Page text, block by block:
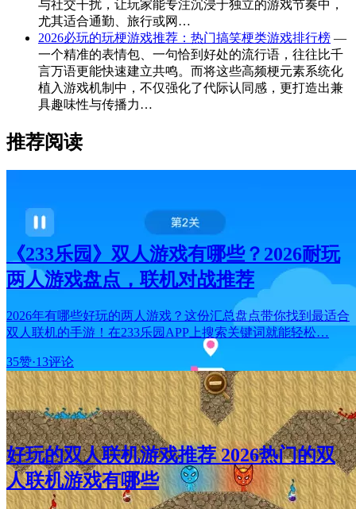
与社交干扰，让玩家能专注沉浸于独立的游戏节奏中，
尤其适合通勤、旅行或网…
2026必玩的玩梗游戏推荐：热门搞笑梗类游戏排行榜 —
一个精准的表情包、一句恰到好处的流行语，往往比千
言万语更能快速建立共鸣。而将这些高频梗元素系统化
植入游戏机制中，不仅强化了代际认同感，更打造出兼
具趣味性与传播力…
推荐阅读
《233乐园》双人游戏有哪些？2026耐玩
两人游戏盘点，联机对战推荐
2026年有哪些好玩的两人游戏？这份汇总盘点带你找到最适合
双人联机的手游！在233乐园APP上搜索关键词就能轻松…
35赞·13评论
好玩的双人联机游戏推荐 2026热门的双
人联机游戏有哪些